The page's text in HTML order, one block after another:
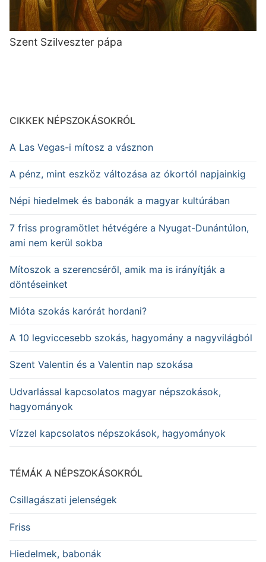
Szent Szilveszter pápa
CIKKEK NÉPSZOKÁSOKRÓL
A Las Vegas-i mítosz a vásznon
A pénz, mint eszköz változása az ókortól napjainkig
Népi hiedelmek és babonák a magyar kultúrában
7 friss programötlet hétvégére a Nyugat-Dunántúlon,
ami nem kerül sokba
Mítoszok a szerencséről, amik ma is irányítják a
döntéseinket
Mióta szokás karórát hordani?
A 10 legviccesebb szokás, hagyomány a nagyvilágból
Szent Valentin és a Valentin nap szokása
Udvarlással kapcsolatos magyar népszokások,
hagyományok
Vízzel kapcsolatos népszokások, hagyományok
TÉMÁK A NÉPSZOKÁSOKRÓL
Csillagászati jelenségek
Friss
Hiedelmek, babonák